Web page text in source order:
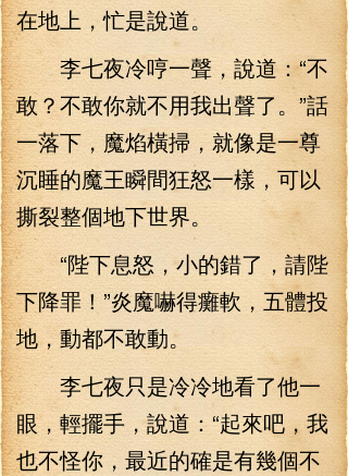
在地上，忙是說道。
李七夜冷哼一聲，說道：“不
敢？不敢你就不用我出聲了。”話
一落下，魔焰橫掃，就像是一尊
沉睡的魔王瞬間狂怒一樣，可以
撕裂整個地下世界。
“陛下息怒，小的錯了，請陛
下降罪！”炎魔嚇得癱軟，五體投
地，動都不敢動。
李七夜只是冷冷地看了他一
眼，輕擺手，說道：“起來吧，我
也不怪你，最近的確是有幾個不